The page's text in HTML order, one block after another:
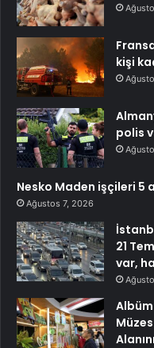
kişi
polis
Nesko Maden işçileri 5
Ağustos 7, 2026
21
var,